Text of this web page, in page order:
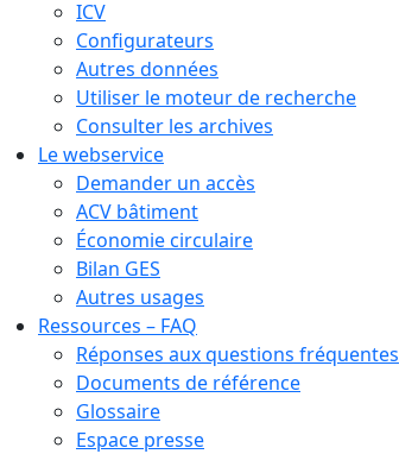
ICV
Configurateurs
Autres données
Utiliser le moteur de recherche
Consulter les archives
Le webservice
Demander un accès
ACV bâtiment
Économie circulaire
Bilan GES
Autres usages
Ressources – FAQ
Réponses aux questions fréquentes
Documents de référence
Glossaire
Espace presse